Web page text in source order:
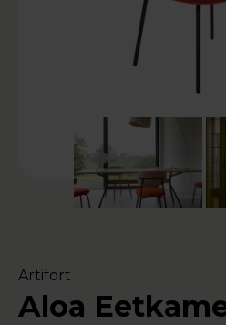
Artifort
Aloa